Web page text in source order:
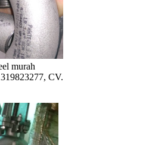
murah
CV.